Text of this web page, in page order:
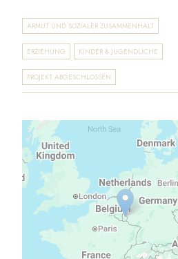
ARMUT UND SOZIALER ZUSAMMENHALT
ERZIEHUNG KINDER & JUGENDLICHE
PROJEKT ABGESCHLOSSEN